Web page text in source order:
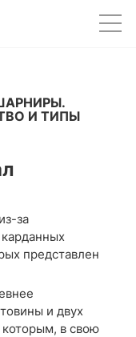
И ТИПЫ
за
представлен
и двух
в свою